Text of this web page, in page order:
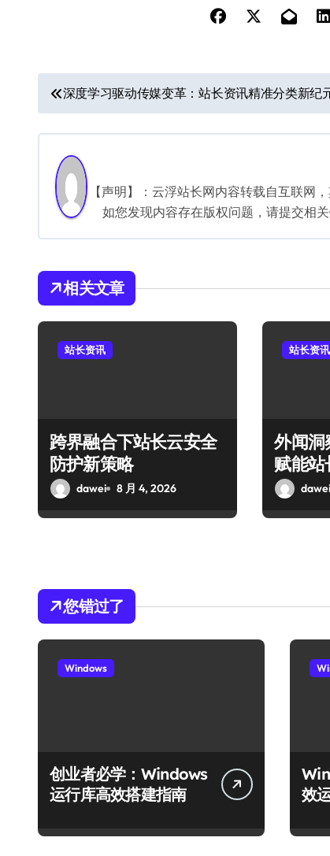
文
章
导
航
深度学习驱动传媒变革：站长资讯精准分类新纪
【声明】：云浮站长网内容转载自互联网
如您发现内容存在版权问题，请提交相
相关文章
站长资讯
跨界融合下站长云安全
防护新策略
dawei 8 月 4, 2026
站长资讯
外闻洞
赋能站
您错过了
Windows
创业者必学：Windows
运行库高效搭建指南
效